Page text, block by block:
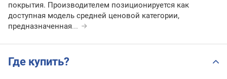
покрытия. Производителем позиционируется как
доступная модель средней ценовой категории,
предназначенная...
Где купить?